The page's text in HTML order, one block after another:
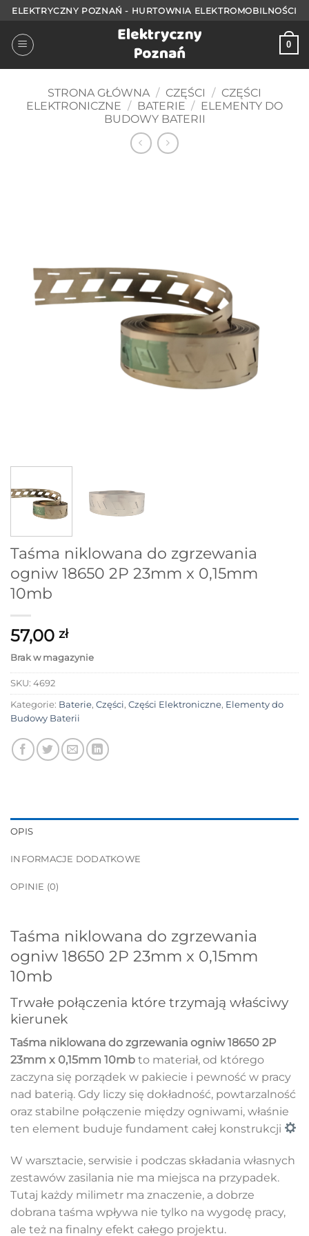
Przejdź
treści
ELEKTRYCZNY POZNAŃ - HURTOWNIA ELEKTROMOBILNOŚCI
0
STRONA GŁÓWNA / CZĘŚCI / CZĘŚCI
ELEKTRONICZNE / BATERIE / ELEMENTY DO
BUDOWY BATERII
Taśma niklowana do zgrzewania
ogniw 18650 2P 23mm x 0,15mm
10mb
57,00 zł
Brak w magazynie
SKU: 4692
Kategorie: Baterie, Części, Części Elektroniczne, Elementy do
Budowy Baterii
OPIS
INFORMACJE DODATKOWE
OPINIE (0)
Taśma niklowana do zgrzewania
ogniw 18650 2P 23mm x 0,15mm
10mb
Trwałe połączenia które trzymają właściwy
kierunek
Taśma niklowana do zgrzewania ogniw 18650 2P
23mm x 0,15mm 10mb to materiał, od którego
zaczyna się porządek w pakiecie i pewność w pracy
nad baterią. Gdy liczy się dokładność, powtarzalność
oraz stabilne połączenie między ogniwami, właśnie
ten element buduje fundament całej konstrukcji
W warsztacie, serwisie i podczas składania własnych
zestawów zasilania nie ma miejsca na przypadek.
Tutaj każdy milimetr ma znaczenie, a dobrze
dobrana taśma wpływa nie tylko na wygodę pracy,
ale też na finalny efekt całego projektu.